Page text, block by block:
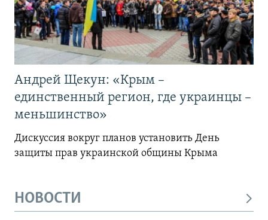
Андрей Щекун: «Крым –
единственный регион, где украинцы –
меньшинство»
Дискуссия вокруг планов установить День
защиты прав украинской общины Крыма
НОВОСТИ